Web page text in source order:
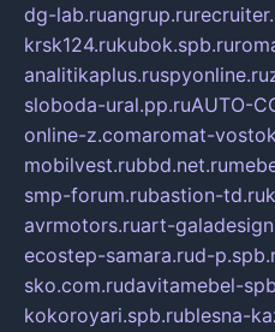
dg-lab.ruangrup.ru
krsk124.rukubok.spb.ru
analitikaplus.ruspyonline.ru
sloboda-ural.pp.ruAUTO-
online-z.comaromat-
mobilvest.rubbd.net.ru
smp-forum.rubastion-td.ru
avrmotors.ruart-
ecostep-samara.rud-
sko.com.rudavitamebel-
kokoroyari.spb.rublesna-